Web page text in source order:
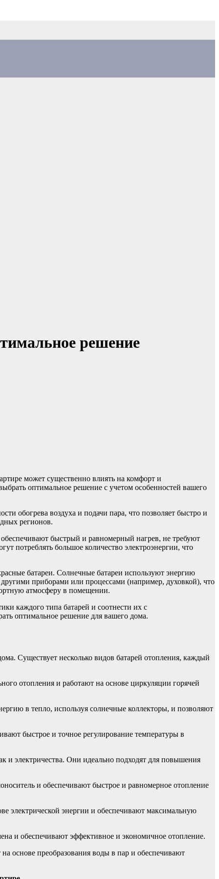
решение
может существенно влиять на комфорт и
оптимальное решение с учетом особенностей вашего
обогрева воздуха и подачи пара, что позволяет быстро и
регионов.
быстрый и равномерный нагрев, не требуют
потреблять большое количество электроэнергии, что
батареи. Солнечные батареи используют энергию
приборами или процессами (например, духовкой), что
атмосферу в помещении.
каждого типа батарей и соотнести их с
оптимальное решение для вашего дома.
Существует несколько видов батарей отопления, каждый
отопления и работают на основе циркуляции горячей
в тепло, используя солнечные коллекторы, и позволяют
быстрое и точное регулирование температуры в
и электричества. Они идеально подходят для повышения
и обеспечивают быстрое и равномерное отопление
электрической энергии и обеспечивают максимальную
и обеспечивают эффективное и экономичное отопление.
основе преобразования воды в пар и обеспечивают